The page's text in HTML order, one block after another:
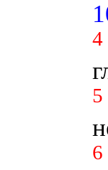
4
5
6